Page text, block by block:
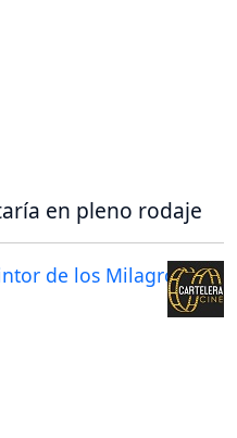
en pleno rodaje